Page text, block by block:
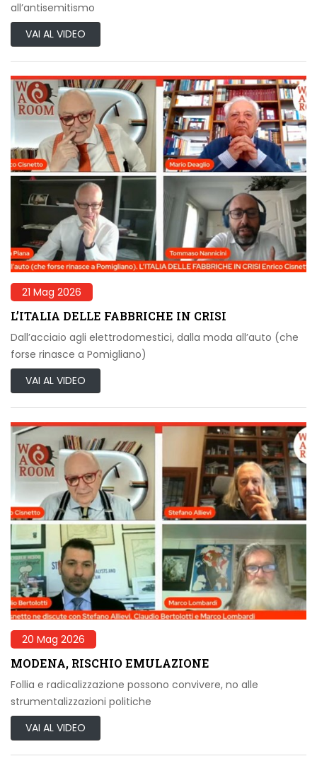
all’antisemitismo
VAI AL VIDEO
21 Mag 2026
L’ITALIA DELLE FABBRICHE IN CRISI
Dall’acciaio agli elettrodomestici, dalla moda all’auto (che
forse rinasce a Pomigliano)
VAI AL VIDEO
20 Mag 2026
MODENA, RISCHIO EMULAZIONE
Follia e radicalizzazione possono convivere, no alle
strumentalizzazioni politiche
VAI AL VIDEO